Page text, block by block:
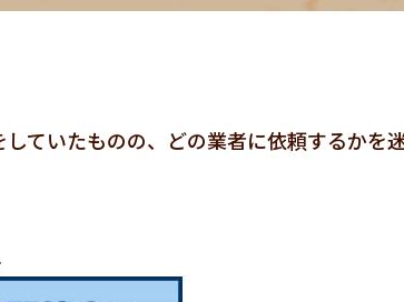
ていたものの、どの業者に依頼するかを